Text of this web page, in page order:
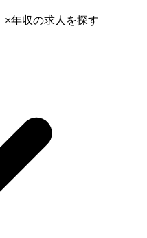
×年収の求人を探す